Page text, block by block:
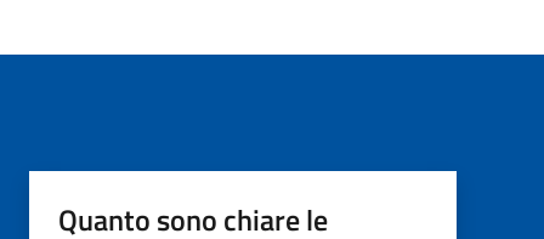
Quanto sono chiare le